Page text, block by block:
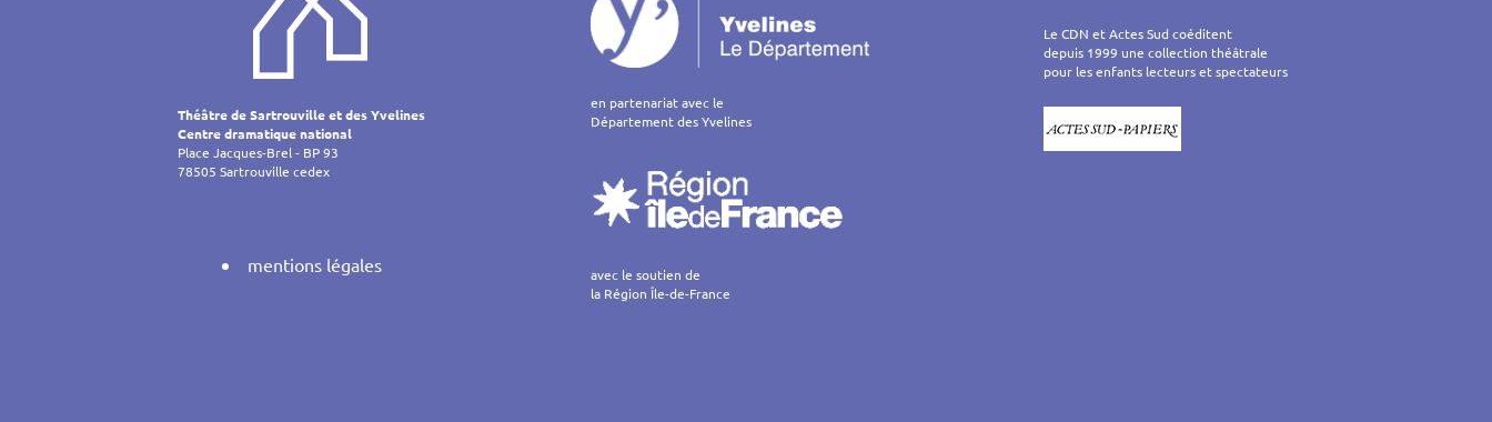
l’article
Théâtre de Sartrouville et des Yvelines
Centre dramatique national
Place Jacques-Brel - BP 93
78505 Sartrouville cedex
mentions légales
en partenariat avec le
Département des Yvelines
avec le soutien de
la Région Île-de-France
Le CDN et Actes Sud coéditent
depuis 1999 une collection théâtrale
pour les enfants lecteurs et spectateurs